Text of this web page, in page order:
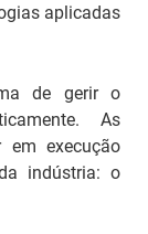
aplicadas
de gerir o
As
em execução
indústria: o